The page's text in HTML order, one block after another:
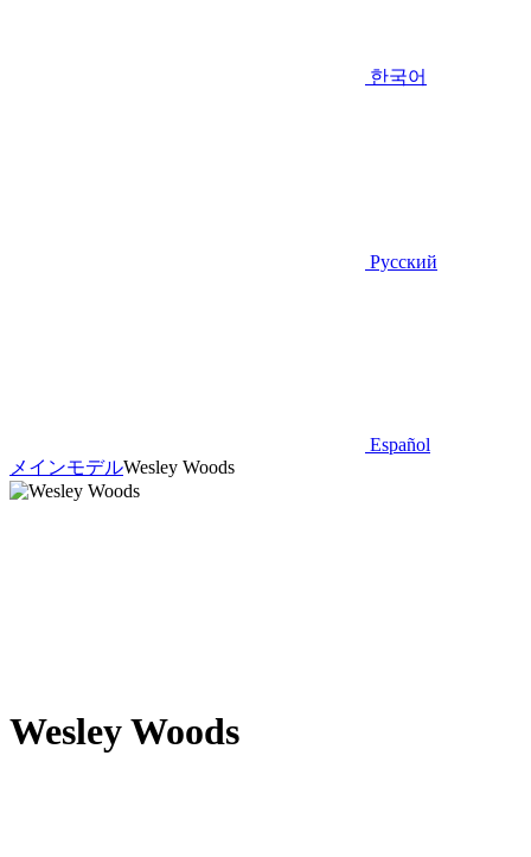
한국어
Русский
Español
メインモデルWesley Woods
Wesley Woods